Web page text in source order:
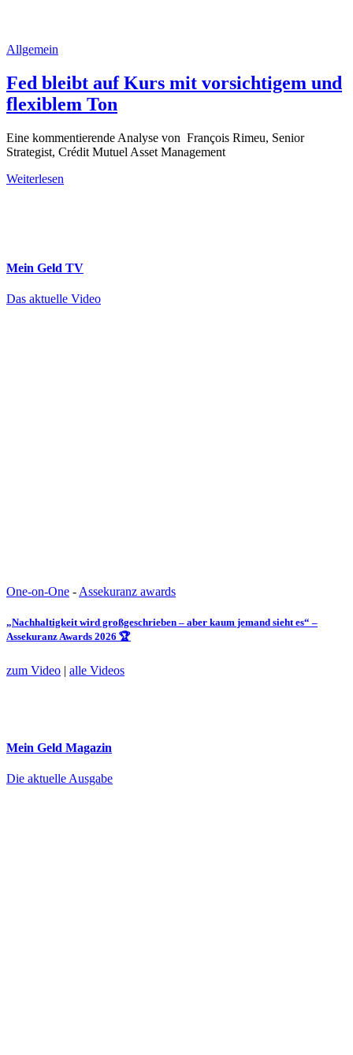
Allgemein
Fed bleibt auf Kurs mit vorsichtigem und
flexiblem Ton
Eine kommentierende Analyse von François Rimeu, Senior
Strategist, Crédit Mutuel Asset Management
Weiterlesen
Mein Geld TV
Das aktuelle Video
One-on-One - Assekuranz awards
„Nachhaltigkeit wird großgeschrieben – aber kaum jemand sieht es“ –
Assekuranz Awards 2026 🏆
zum Video | alle Videos
Mein Geld Magazin
Die aktuelle Ausgabe